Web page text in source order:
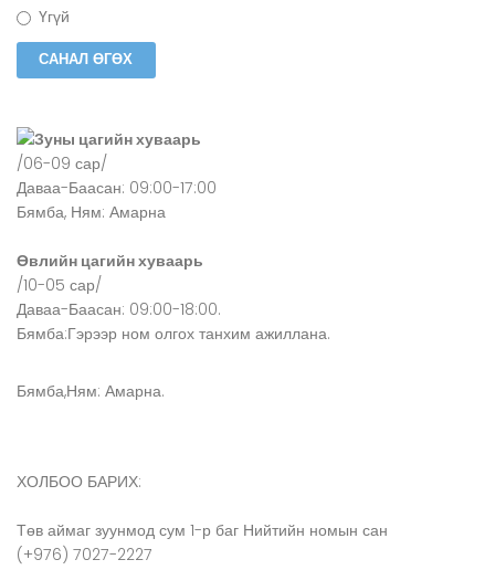
Үгүй
Зуны цагийн хуваарь
/06-09 сар/
Даваа-Баасан: 09:00-17:00
Бямба, Ням: Амарна
Өвлийн цагийн хуваарь
/10-05 сар/
Даваа-Баасан: 09:00-18:00.
Бямба:Гэрээр ном олгох танхим ажиллана.
Бямба,Ням: Амарна.
ХОЛБОО БАРИХ:
Төв аймаг зуунмод сум 1-р баг Нийтийн номын сан
(+976) 7027-2227